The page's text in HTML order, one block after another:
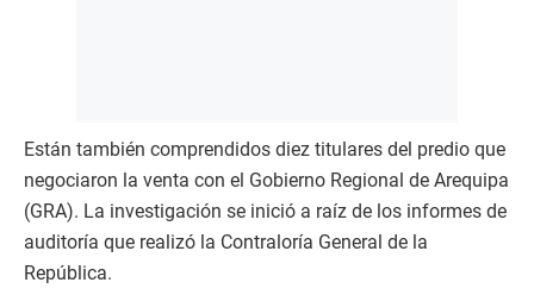
Están también comprendidos diez titulares del predio que
negociaron la venta con el Gobierno Regional de Arequipa
(GRA). La investigación se inició a raíz de los informes de
auditoría que realizó la Contraloría General de la
República.